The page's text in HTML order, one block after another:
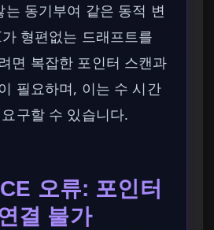
는 동기부여 같은 동적 변
형편없는 드래프트를
면 복잡한 포인터 스캔과
필요하며, 이는 수 시간
구할 수 있습니다.
오류: 포인터
결 불가